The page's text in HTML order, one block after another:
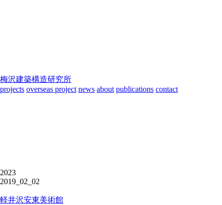
梅沢建築構造研究所
projects overseas project news about publications contact
2023
2019_02_02
軽井沢安東美術館